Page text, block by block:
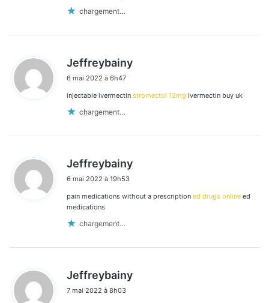
chargement…
Jeffreybainy
6 mai 2022 à 6h47
injectable ivermectin stromectol 12mg ivermectin buy uk
chargement…
Jeffreybainy
6 mai 2022 à 19h53
pain medications without a prescription ed drugs online ed
medications
chargement…
Jeffreybainy
7 mai 2022 à 8h03